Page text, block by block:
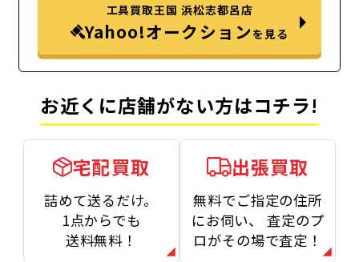
工具買取王国 浜松志都呂店
Yahoo!オークションを見る
お近くに店舗がない方はコチラ!
宅配買取
詰めて送るだけ。
1点からでも
送料無料！
出張買取
無料でご指定の住所
にお伺い、
査定のプ
ロがその場で査定！